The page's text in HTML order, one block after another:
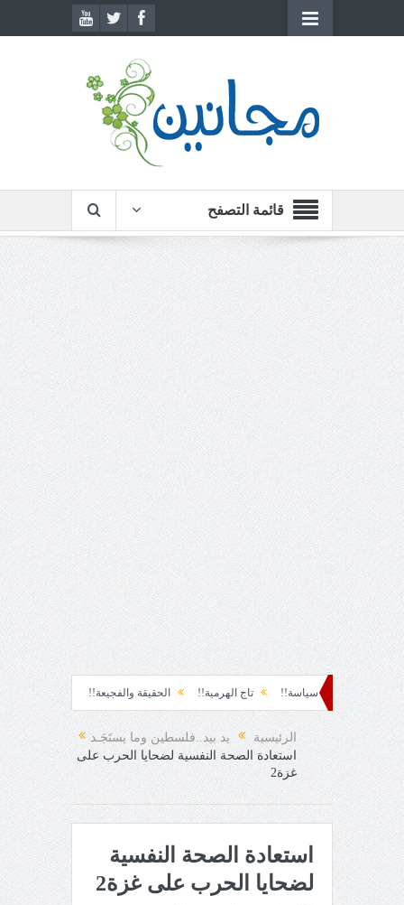
قائمة التصفح
سياسة!! تاج الهرمية!! الحقيقة والفجيعة!! لِقاءُ في المَطَرِ!
الرئيسية
يد بيد..فلسطين وما يستَجَـد
استعادة الصحة النفسية لضحايا الحرب على
غزة2
استعادة الصحة النفسية
لضحايا الحرب على غزة2